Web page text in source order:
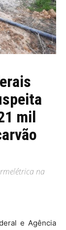
mil
na
e Agência